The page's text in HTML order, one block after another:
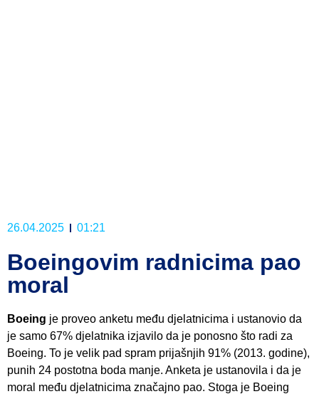
26.04.2025 01:21
Boeingovim radnicima pao
moral
Boeing je proveo anketu među djelatnicima i ustanovio da
je samo 67% djelatnika izjavilo da je ponosno što radi za
Boeing. To je velik pad spram prijašnjih 91% (2013. godine),
punih 24 postotna boda manje. Anketa je ustanovila i da je
moral među djelatnicima značajno pao. Stoga je Boeing